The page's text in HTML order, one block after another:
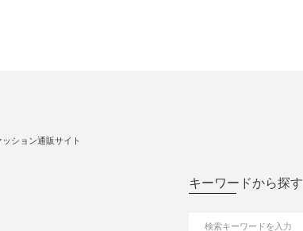
ション通販サイト
キーワードから探す